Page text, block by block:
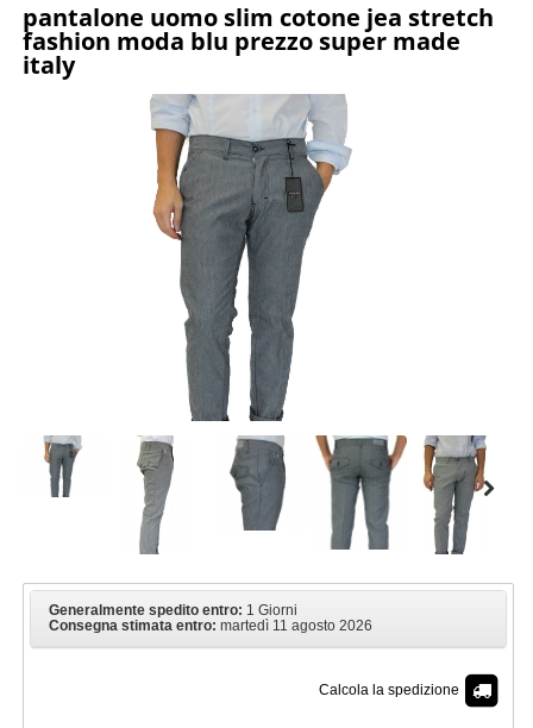
pantalone uomo slim cotone jea stretch
fashion moda blu prezzo super made
italy
Generalmente spedito entro: 1 Giorni
Consegna stimata entro: martedì 11 agosto 2026
Calcola la spedizione